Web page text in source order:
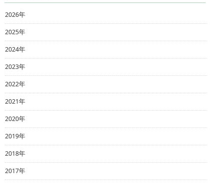
2026年
2025年
2024年
2023年
2022年
2021年
2020年
2019年
2018年
2017年